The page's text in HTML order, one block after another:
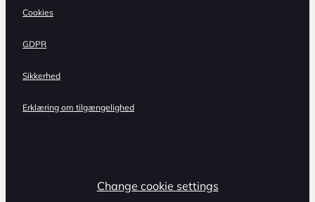
Cookies
GDPR
Sikkerhed
Erklæring om tilgængelighed
Change cookie settings